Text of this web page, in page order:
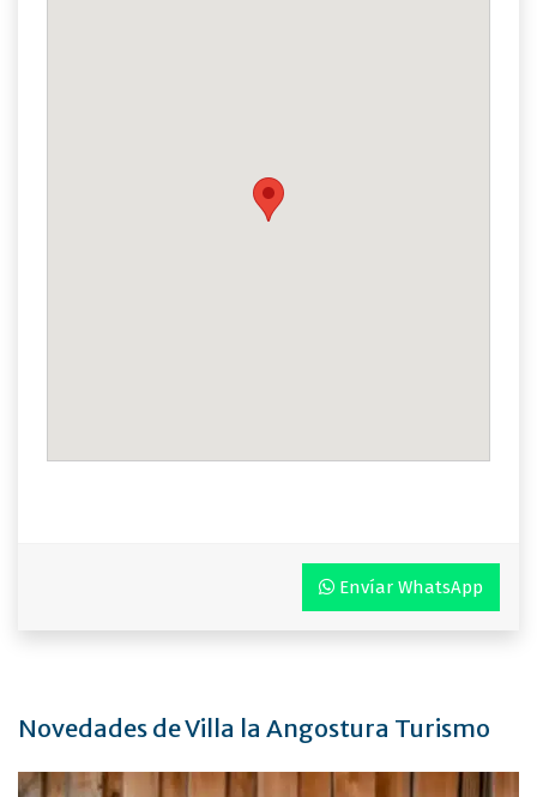
Envíar WhatsApp
Novedades de Villa la Angostura Turismo